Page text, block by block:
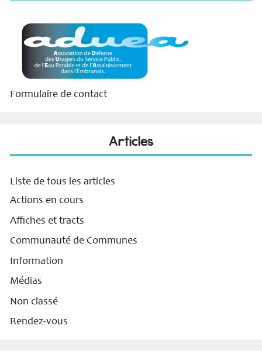
Formulaire de contact
Articles
Liste de tous les articles
Actions en cours
Affiches et tracts
Communauté de Communes
Information
Médias
Non classé
Rendez-vous